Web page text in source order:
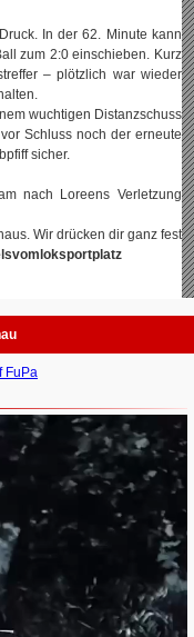
In der 62. Minute kann
zum 2:0 einschieben. Kurz
– plötzlich war wieder
wuchtigen Distanzschuss
Schluss noch der erneute
sicher.
nach Loreens Verletzung
Wir drücken dir ganz fest
FuPa